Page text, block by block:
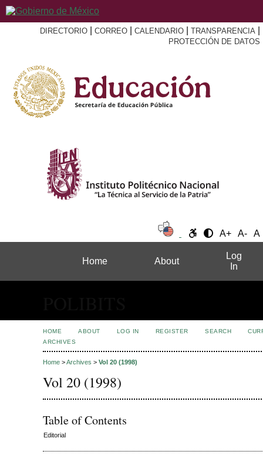
DIRECTORIO CORREO CALENDARIO TRANSPARENCIA
PROTECCIÓN DE DATOS
A+ A- A
Home About
Log
In
HOME ABOUT LOG IN REGISTER SEARCH
ARCHIVES
Home >Archives > Vol 20 (1998)
Vol 20 (1998)
Table of Contents
Editorial